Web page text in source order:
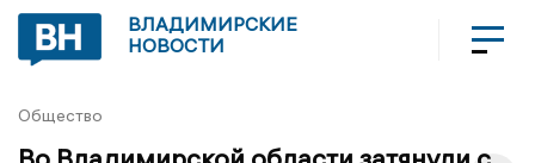
ВЛАДИМИРСКИЕ
НОВОСТИ
Общество